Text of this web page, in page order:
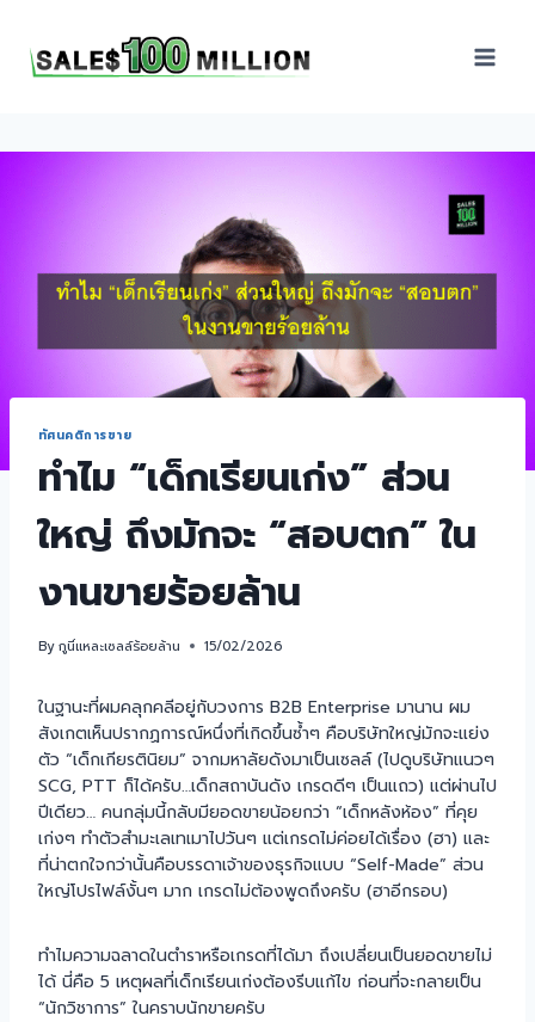
ทัศนคติการขาย
ทำไม “เด็กเรียนเก่ง” ส่วน
ใหญ่ ถึงมักจะ “สอบตก” ใน
งานขายร้อยล้าน
Byกูนี่แหละเซลล์ร้อยล้าน 15/02/2026
ในฐานะที่ผมคลุกคลีอยู่กับวงการ B2B Enterprise มานาน ผม
สังเกตเห็นปรากฏการณ์หนึ่งที่เกิดขึ้นซ้ำๆ คือบริษัทใหญ่มักจะแย่ง
ตัว “เด็กเกียรตินิยม” จากมหาลัยดังมาเป็นเซลล์ (ไปดูบริษัทแนวๆ
SCG, PTT ก็ได้ครับ…เด็กสถาบันดัง เกรดดีๆ เป็นแถว) แต่ผ่านไป
ปีเดียว… คนกลุ่มนี้กลับมียอดขายน้อยกว่า “เด็กหลังห้อง” ที่คุย
เก่งๆ ทำตัวสำมะเลเทเมาไปวันๆ แต่เกรดไม่ค่อยได้เรื่อง (ฮา) และ
ที่น่าตกใจกว่านั้นคือบรรดาเจ้าของธุรกิจแบบ “Self-Made” ส่วน
ใหญ่โปรไฟล์งั้นๆ มาก เกรดไม่ต้องพูดถึงครับ (ฮาอีกรอบ)
ทำไมความฉลาดในตำราหรือเกรดที่ได้มา ถึงเปลี่ยนเป็นยอดขายไม่
ได้ นี่คือ 5 เหตุผลที่เด็กเรียนเก่งต้องรีบแก้ไข ก่อนที่จะกลายเป็น
“นักวิชาการ” ในคราบนักขายครับ